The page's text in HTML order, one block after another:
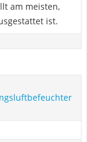
am meisten,
ist.